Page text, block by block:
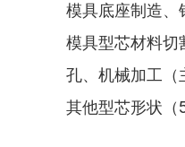
模具底座制造、
模具型芯材料切
孔、机械加工（
其他型芯形状（